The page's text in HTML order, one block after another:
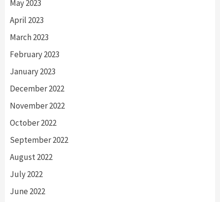
May 2023
April 2023
March 2023
February 2023
January 2023
December 2022
November 2022
October 2022
September 2022
August 2022
July 2022
June 2022